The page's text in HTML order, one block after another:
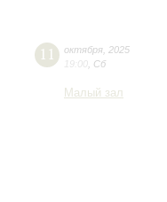
11 октября 2025
19:00 Сб
Малый зал